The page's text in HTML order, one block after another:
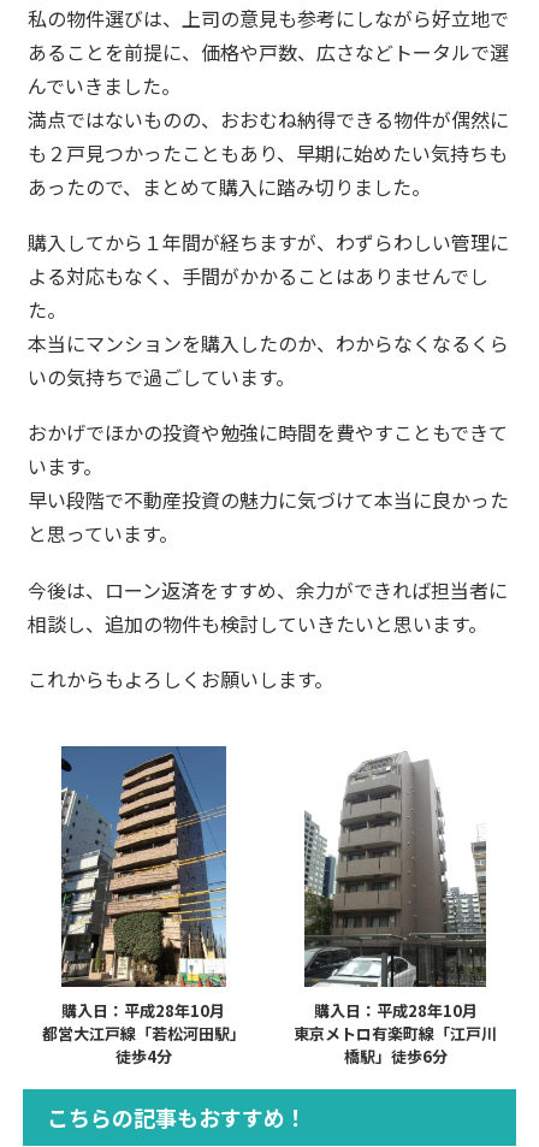
私の物件選びは、上司の意見も参考にしながら好立地で
あることを前提に、価格や戸数、広さなどトータルで選
んでいきました。
満点ではないものの、おおむね納得できる物件が偶然に
も２戸見つかったこともあり、早期に始めたい気持ちも
あったので、まとめて購入に踏み切りました。
購入してから１年間が経ちますが、わずらわしい管理に
よる対応もなく、手間がかかることはありませんでし
た。
本当にマンションを購入したのか、わからなくなるくら
いの気持ちで過ごしています。
おかげでほかの投資や勉強に時間を費やすこともできて
います。
早い段階で不動産投資の魅力に気づけて本当に良かった
と思っています。
今後は、ローン返済をすすめ、余力ができれば担当者に
相談し、追加の物件も検討していきたいと思います。
これからもよろしくお願いします。
購入日：平成28年10月
都営大江戸線「若松河田駅」
徒歩4分
購入日：平成28年10月
東京メトロ有楽町線「江戸川
橋駅」徒歩6分
こちらの記事もおすすめ！